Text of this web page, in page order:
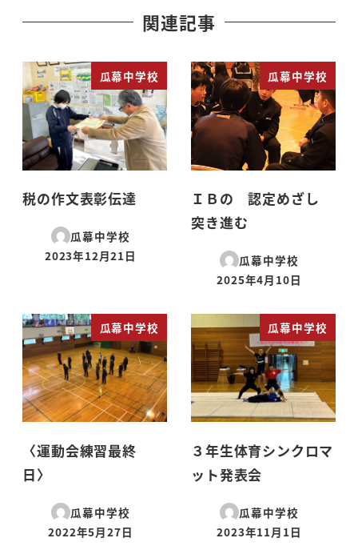
関連記事
瓜幕中学校
税の作文表彰伝達
瓜幕中学校
投稿日
2023年12月21日
瓜幕中学校
ＩＢの 認定めざし
突き進む
瓜幕中学校
投稿日
2025年4月10日
瓜幕中学校
〈運動会練習最終
日〉
瓜幕中学校
投稿日
2022年5月27日
瓜幕中学校
３年生体育シンクロマ
ット発表会
瓜幕中学校
投稿日
2023年11月1日